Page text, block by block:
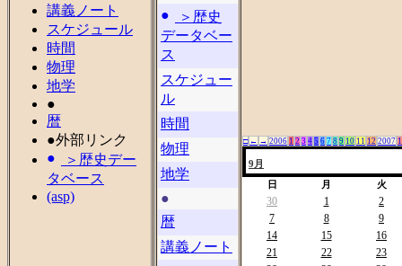
講義ノート
スケジュール
時間
物理
地学
●
暦
●外部リンク
＞歴史デー
タベース
(asp)
＞歴史
データベー
ス
スケジュー
ル
時間
物理
地学
●
暦
講義ノート
□ ← → 2006 1 2 3 4 5 6 7 8 9 10 11 12 2007 1
9月
日 月 火
30 1
2
7
8
9
14
15
16
21
22
23